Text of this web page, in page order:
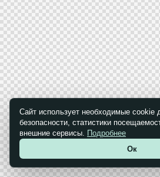
Сайт использует необходимые cookie
безопасности, статистики
внешние сервисы. Подробнее
Ок